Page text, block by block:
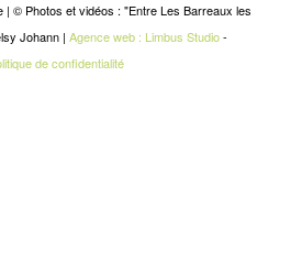
© Photos et vidéos : "Entre Les Barreaux les
Johann | Agence web : Limbus Studio-
de confidentialité